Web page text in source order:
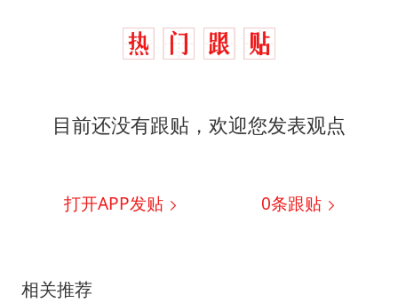
目前还没有跟贴，欢迎您发表观点
打开APP发贴 0条跟贴
相关推荐